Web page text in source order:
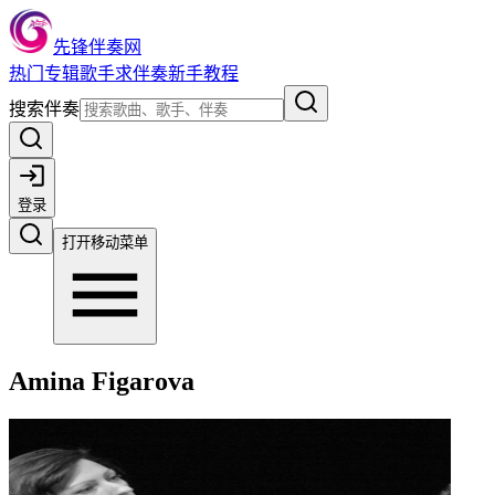
先锋伴奏网
热门 专辑歌手求伴奏新手教程
搜索伴奏
登录
打开移动菜单
Amina Figarova